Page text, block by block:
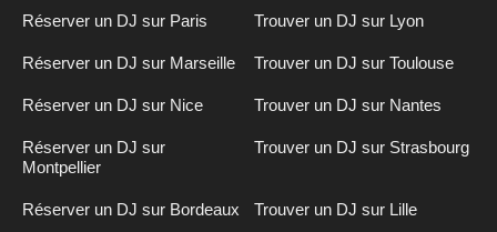
Réserver un DJ sur Paris Trouver un DJ sur Lyon
Réserver un DJ sur Marseille Trouver un DJ sur Toulouse
Réserver un DJ sur Nice Trouver un DJ sur Nantes
Réserver un DJ sur
Montpellier
Trouver un DJ sur Strasbourg
Réserver un DJ sur Bordeaux Trouver un DJ sur Lille